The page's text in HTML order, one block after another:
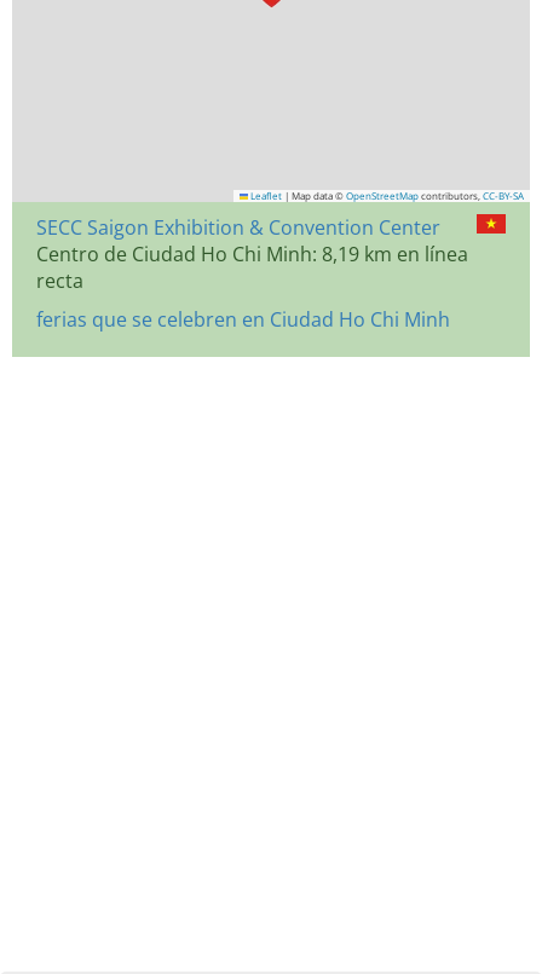
Leaflet | Map data © OpenStreetMap contributors, CC-BY-SA
SECC Saigon Exhibition & Convention Center
Centro de Ciudad Ho Chi Minh: 8,19 km en línea
recta
ferias que se celebren en Ciudad Ho Chi Minh